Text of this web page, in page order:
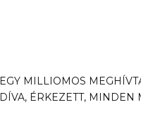
EGY MILLIOMOS
DÍVA, ÉRKEZETT, MINDEN